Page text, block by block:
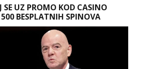
SE UZ PROMO KOD CASINO
BESPLATNIH SPINOVA